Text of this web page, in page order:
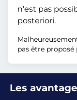
n’est pas
posteriori.
pas être
Les